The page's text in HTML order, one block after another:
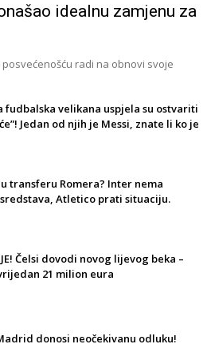
idealnu zamjenu za
radi na obnovi svoje
fudbalska velikana uspjela su ostvariti
Jedan od njih je Messi, znate li ko je
transferu Romera? Inter nema
Atletico prati situaciju.
JE! Čelsi dovodi novog lijevog beka –
21 milion eura
donosi neočekivanu odluku!